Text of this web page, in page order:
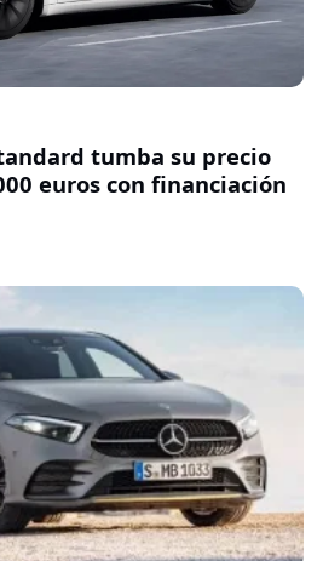
tumba su precio
euros con financiación